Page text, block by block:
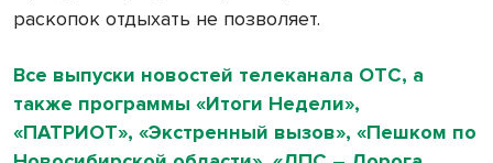
раскопок отдыхать не позволяет.
Все выпуски новостей телеканала ОТС, а
также программы «Итоги Недели»,
«ПАТРИОТ», «Экстренный вызов», «Пешком по